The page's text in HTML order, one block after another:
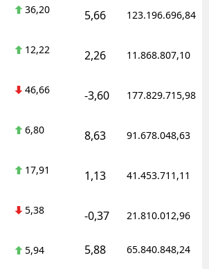
36,20 5,66 123.196.696,84
12,22 2,26 11.868.807,10
46,66 -3,60 177.829.715,98
6,80 8,63 91.678.048,63
17,91 1,13 41.453.711,11
5,38 -0,37 21.810.012,96
5,94 5,88 65.840.848,24